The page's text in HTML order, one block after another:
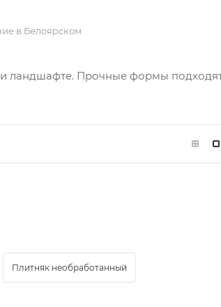
в Белоярском
ландшафте. Прочные формы
Плитняк необработанный